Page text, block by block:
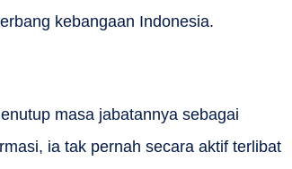
kebangaan Indonesia.
masa jabatannya sebagai
ia tak pernah secara aktif terlibat